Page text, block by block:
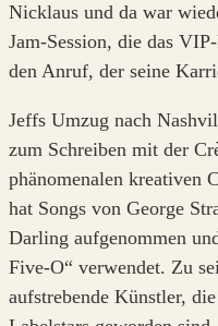
Nicklaus und da war
Jam-Session, die das
den Anruf, der seine
Jeffs Umzug nach
zum Schreiben mit der
phänomenalen kreativen
hat Songs von George
Darling aufgenommen
Five-O“ verwendet. Zu
aufstrebende Künstler,